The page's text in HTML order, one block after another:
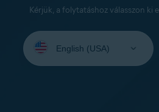
Kérjük, a folytatáshoz válasszon ki
your